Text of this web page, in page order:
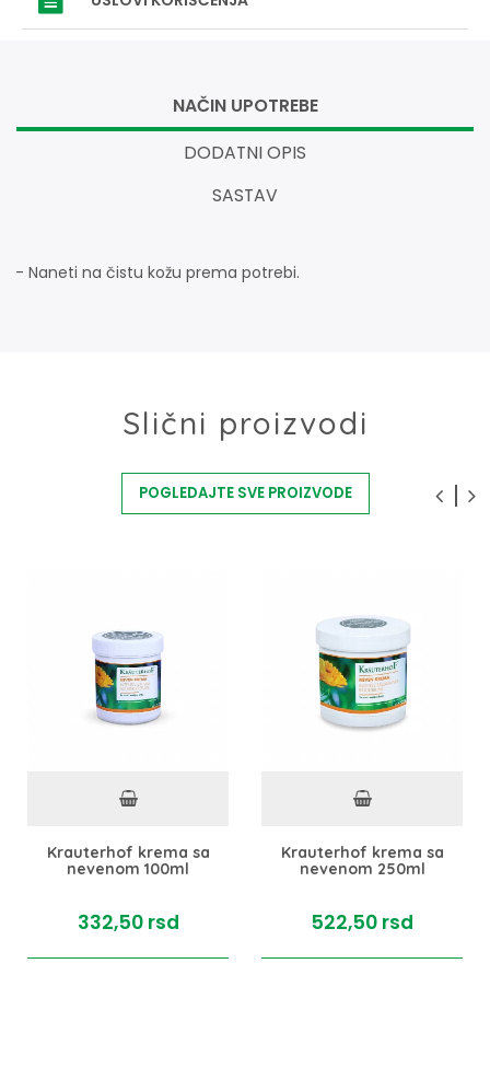
NAČIN UPOTREBE
DODATNI OPIS
SASTAV
- Naneti na čistu kožu prema potrebi.
Slični proizvodi
POGLEDAJTE SVE PROIZVODE
Krauterhof krema sa
nevenom 100ml
332,50 rsd
Krauterhof krema sa
nevenom 250ml
522,50 rsd